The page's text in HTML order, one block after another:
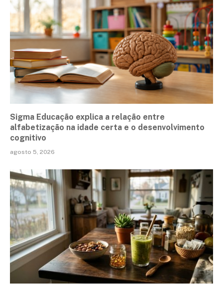
Sigma Educação explica a relação entre
alfabetização na idade certa e o desenvolvimento
cognitivo
agosto 5, 2026